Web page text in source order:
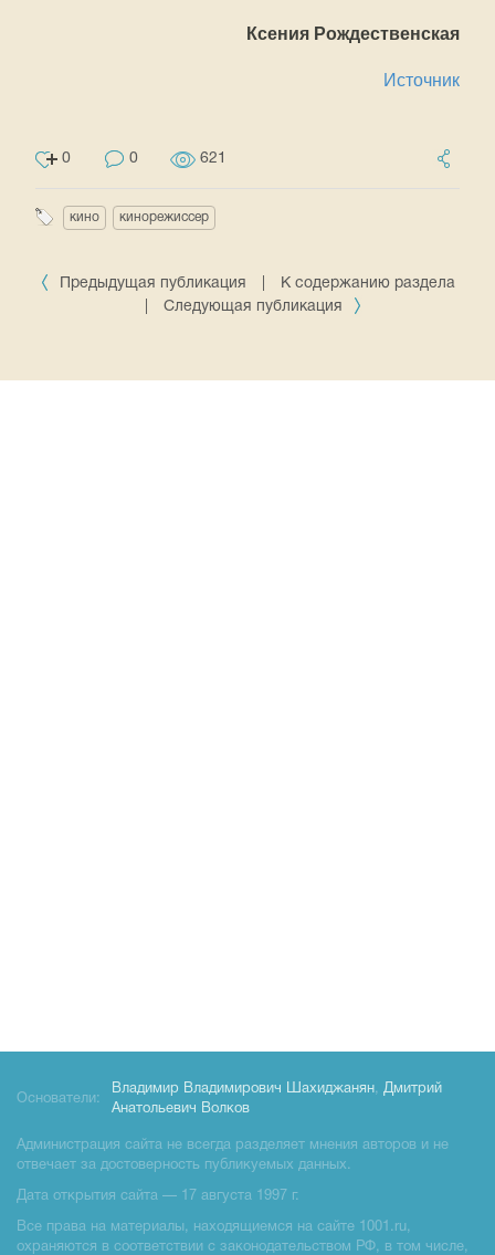
Ксения Рождественская
Источник
0 0 621
кино кинорежиссер
Предыдущая публикация
К содержанию раздела
Следующая публикация
Основатели:
Владимир Владимирович Шахиджанян, Дмитрий
Анатольевич Волков
Администрация сайта не всегда разделяет мнения авторов и не
отвечает за достоверность публикуемых данных.
Дата открытия сайта — 17 августа 1997 г.
Все права на материалы, находящиемся на сайте 1001.ru,
охраняются в соответствии с законодательством РФ, в том числе,